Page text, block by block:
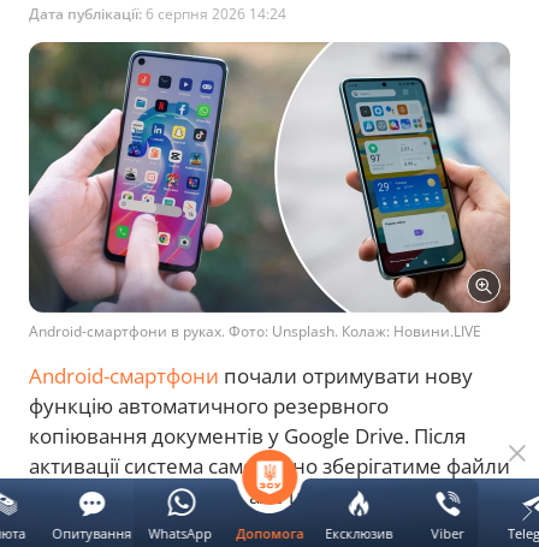
Дата публікації: 6 серпня 2026 14:24
Android-смартфони в руках. Фото: Unsplash. Колаж: Новини.LIVE
Android-смартфони почали отримувати нову
функцію автоматичного резервного
копіювання документів у Google Drive. Після
активації система самостійно зберігатиме файли
з папки завантажень, але це може швидко
зайняти доступне місце у хмарі.
Допомога Ексклюзив Viber
Опитування WhatsApp